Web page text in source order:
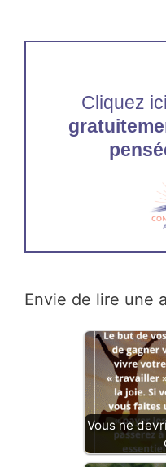
Cliquez
Envie de lire une
Vous ne